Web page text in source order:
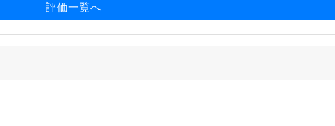
評価一覧へ